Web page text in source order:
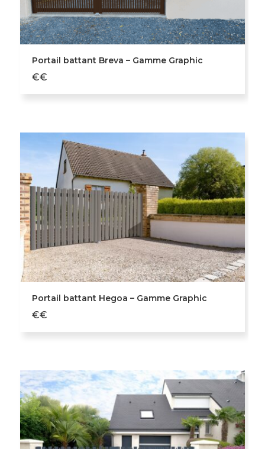
Portail battant Breva – Gamme Graphic
€€
Portail battant Hegoa – Gamme Graphic
€€